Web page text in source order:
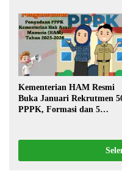
Warga
Kementerian HAM Resmi
Buka Januari Rekrutmen
PPPK, Formasi dan 5